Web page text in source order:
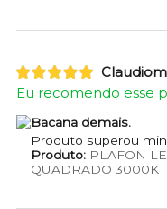
Eu recomendo esse
Bacana demais.
Produto superou
Produto:PLAFON
QUADRADO 3000K